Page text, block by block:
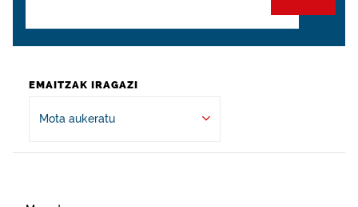
EMAITZAK IRAGAZI
Mota aukeratu